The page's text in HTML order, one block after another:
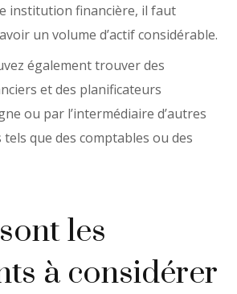
institution financière, il faut
un volume d’actif considérable.
également trouver des
et des planificateurs
ou par l’intermédiaire d’autres
que des comptables ou des
les
à considérer